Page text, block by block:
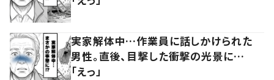
実家解体中…作業員に話しかけられた
男性。直後、目撃した衝撃の光景に…
「えっ」